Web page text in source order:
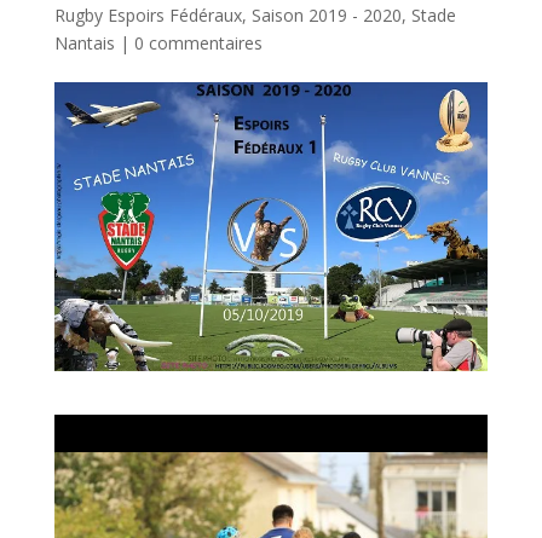
Rugby Espoirs Fédéraux, Saison 2019 - 2020, Stade
Nantais | 0 commentaires